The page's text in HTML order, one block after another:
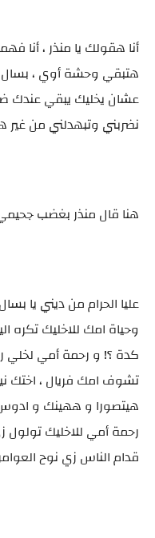
أنا هقولك يا منذر ، أنا
هتبقي وحشة أوي ،
عشان يخليك يبقي عندك
نضربني وتبهدلني من غير
هنا قال منذر بغضب
عليا الحرام من ديني يا
وحياة امك للاخليك تكره
كدة ؟! و رحمة أمي لخلي
تشوف امك فريال ، اختك
هيتصورا و ههينك و
رحمة أمي للاخليك
قدام الناس زي نوح